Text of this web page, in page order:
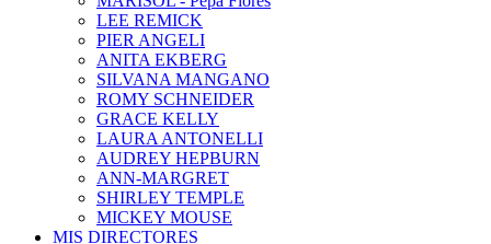
LEE REMICK
PIER ANGELI
ANITA EKBERG
SILVANA MANGANO
ROMY SCHNEIDER
GRACE KELLY
LAURA ANTONELLI
AUDREY HEPBURN
ANN-MARGRET
SHIRLEY TEMPLE
MICKEY MOUSE
MIS DIRECTORES